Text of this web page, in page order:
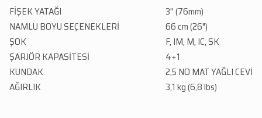
FİŞEK YATAĞI
3'' (76mm)
NAMLU BOYU SEÇENEKLERİ
66 cm (26")
ŞOK
F, IM, M, IC, SK
ŞARJÖR KAPASİTESİ
4+1
KUNDAK
2,5 NO MAT YAĞLI CEVİZ
AĞIRLIK
3,1 kg (6,8 lbs)